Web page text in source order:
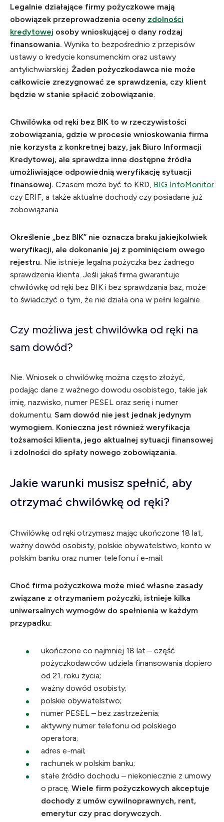
Legalnie działające firmy pożyczkowe mają
obowiązek przeprowadzenia oceny zdolności
kredytowej osoby wnioskującej o dany rodzaj
finansowania. Wynika to bezpośrednio z przepisów
ustawy o kredycie konsumenckim oraz ustawy
antylichwiarskiej. Żaden pożyczkodawca nie może
całkowicie zrezygnować ze sprawdzenia, czy klient
będzie w stanie spłacić zobowiązanie.
Chwilówka od ręki bez BIK to w rzeczywistości
zobowiązania, gdzie w procesie wnioskowania firma
nie korzysta z konkretnej bazy, jak Biuro Informacji
Kredytowej, ale sprawdza inne dostępne źródła
umożliwiające odpowiednią weryfikację sytuacji
finansowej. Czasem może być to KRD, BIG InfoMonitor
czy ERIF, a także aktualne dochody czy posiadane już
zobowiązania.
Określenie „bez BIK” nie oznacza braku jakiejkolwiek
weryfikacji, ale dokonanie jej z pominięciem owego
rejestru. Nie istnieje legalna pożyczka bez żadnego
sprawdzenia klienta. Jeśli jakaś firma gwarantuje
chwilówkę od ręki bez BIK i bez sprawdzania baz, może
to świadczyć o tym, że nie działa ona w pełni legalnie.
Czy możliwa jest chwilówka od ręki na
sam dowód?
Nie. Wniosek o chwilówkę można często złożyć,
podając dane z ważnego dowodu osobistego, takie jak
imię, nazwisko, numer PESEL oraz serię i numer
dokumentu. Sam dowód nie jest jednak jedynym
wymogiem. Konieczna jest również weryfikacja
tożsamości klienta, jego aktualnej sytuacji finansowej
i zdolności do spłaty nowego zobowiązania.
Jakie warunki musisz spełnić, aby
otrzymać chwilówkę od ręki?
Chwilówkę od ręki otrzymasz mając ukończone 18 lat,
ważny dowód osobisty, polskie obywatelstwo, konto w
polskim banku oraz numer telefonu i e-mail.
Choć firma pożyczkowa może mieć własne zasady
związane z otrzymaniem pożyczki, istnieje kilka
uniwersalnych wymogów do spełnienia w każdym
przypadku:
ukończone co najmniej 18 lat – część
pożyczkodawców udziela finansowania dopiero
od 21. roku życia;
ważny dowód osobisty;
polskie obywatelstwo;
numer PESEL – bez zastrzeżenia;
aktywny numer telefonu od polskiego
operatora;
adres e-mail;
rachunek w polskim banku;
stałe źródło dochodu – niekoniecznie z umowy
o pracę. Wiele firm pożyczkowych akceptuje
dochody z umów cywilnoprawnych, rent,
emerytur czy prac dorywczych.